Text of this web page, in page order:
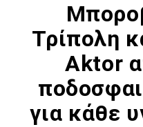
Τρίπολη
Aktor
για κάθε